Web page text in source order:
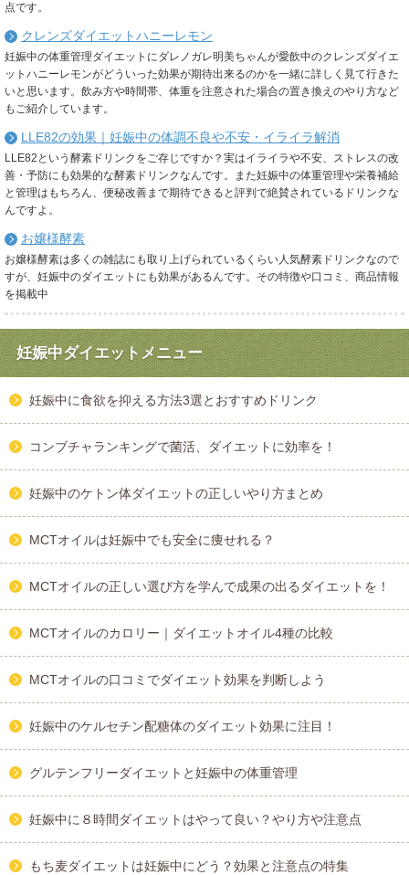
点です。
クレンズダイエットハニーレモン
妊娠中の体重管理ダイエットにダレノガレ明美ちゃんが愛飲中のクレンズダイエ
ットハニーレモンがどういった効果が期待出来るのかを一緒に詳しく見て行きた
いと思います。飲み方や時間帯、体重を注意された場合の置き換えのやり方など
もご紹介しています。
LLE82の効果｜妊娠中の体調不良や不安・イライラ解消
LLE82という酵素ドリンクをご存じですか？実はイライラや不安、ストレスの改
善・予防にも効果的な酵素ドリンクなんです。また妊娠中の体重管理や栄養補給
と管理はもちろん、便秘改善まで期待できると評判で絶賛されているドリンクな
んですよ。
お嬢様酵素
お嬢様酵素は多くの雑誌にも取り上げられているくらい人気酵素ドリンクなので
すが、妊娠中のダイエットにも効果があるんです。その特徴や口コミ、商品情報
を掲載中
妊娠中ダイエットメニュー
妊娠中に食欲を抑える方法3選とおすすめドリンク
コンブチャランキングで菌活、ダイエットに効率を！
妊娠中のケトン体ダイエットの正しいやり方まとめ
MCTオイルは妊娠中でも安全に痩せれる？
MCTオイルの正しい選び方を学んで成果の出るダイエットを！
MCTオイルのカロリー｜ダイエットオイル4種の比較
MCTオイルの口コミでダイエット効果を判断しよう
妊娠中のケルセチン配糖体のダイエット効果に注目！
グルテンフリーダイエットと妊娠中の体重管理
妊娠中に８時間ダイエットはやって良い？やり方や注意点
もち麦ダイエットは妊娠中にどう？効果と注意点の特集